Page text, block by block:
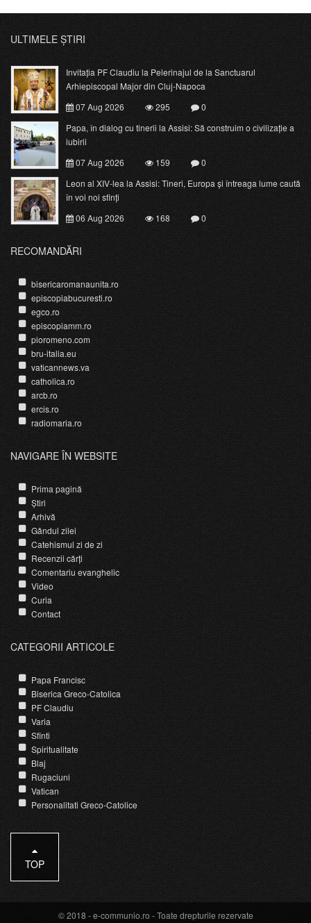
ULTIMELE ȘTIRI
Invitația PF Claudiu la Pelerinajul de la Sanctuarul
Arhiepiscopal Major din Cluj-Napoca
07 Aug 2026
295
0
Papa, în dialog cu tinerii la Assisi: Să construim o civilizație a
iubirii
07 Aug 2026
159
0
Leon al XIV-lea la Assisi: Tineri, Europa și întreaga lume caută
în voi noi sfinți
06 Aug 2026
168 0
RECOMANDĂRI
bisericaromanaunita.ro
episcopiabucuresti.ro
egco.ro
episcopiamm.ro
pioromeno.com
bru-italia.eu
vaticannews.va
catholica.ro
arcb.ro
ercis.ro
radiomaria.ro
NAVIGARE ÎN WEBSITE
Prima pagină
Știri
Arhivă
Gândul zilei
Catehismul zi de zi
Recenzii cărți
Comentariu evanghelic
Video
Curia
Contact
CATEGORII ARTICOLE
Papa Francisc
Biserica Greco-Catolica
PF Claudiu
Varia
Sfinti
Spiritualitate
Blaj
Rugaciuni
Vatican
Personalitati Greco-Catolice
TOP
© 2018 -e-communio.ro - Toate drepturile rezervate